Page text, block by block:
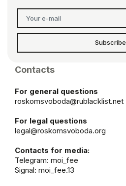
Subscribe
Contacts
For general questions
roskomsvoboda@rublacklist.net
For legal questions
legal@roskomsvoboda.org
Contacts for media:
Telegram: moi_fee
Signal: moi_fee.13